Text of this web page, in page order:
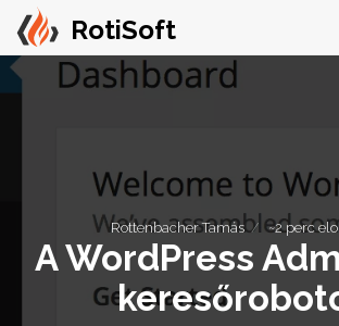
Rottenbacher Tamás ~2 perc
A WordPress